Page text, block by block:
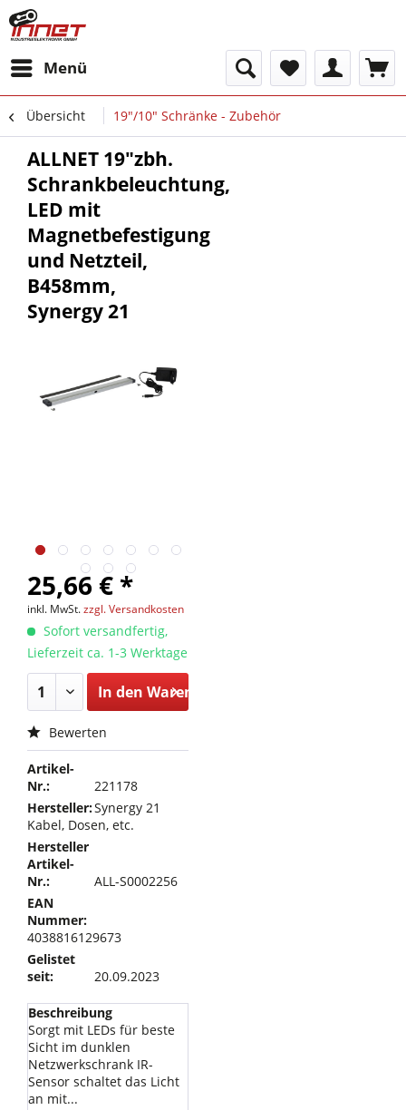
Menü
Übersicht 19"/10" Schränke - Zubehör
ALLNET 19"zbh.
Schrankbeleuchtung,
LED mit
Magnetbefestigung
und Netzteil,
B458mm,
Synergy 21
25,66 € *
inkl. MwSt.zzgl. Versandkosten
Sofort versandfertig,
Lieferzeit ca. 1-3 Werktage
In den Warenkorb
Bewerten
Artikel-
Nr.:
221178
Hersteller:Synergy 21
Kabel, Dosen, etc.
Hersteller
Artikel-
Nr.:
ALL-S0002256
EAN
Nummer:
4038816129673
Gelistet
seit:
20.09.2023
Beschreibung
Sorgt mit LEDs für beste
Sicht im dunklen
Netzwerkschrank IR-
Sensor schaltet das Licht
an mit...